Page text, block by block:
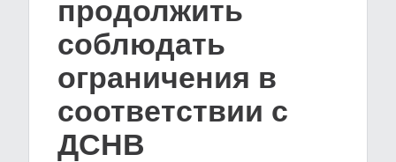
продолжить
соблюдать
ограничения в
соответствии с
ДСНВ